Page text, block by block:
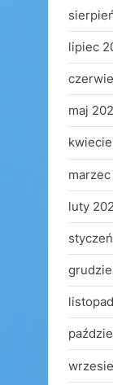
lipiec
maj
luty